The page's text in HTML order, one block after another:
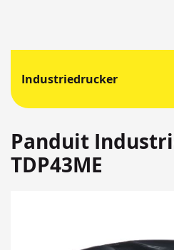
Industriedrucker
Panduit
TDP43ME